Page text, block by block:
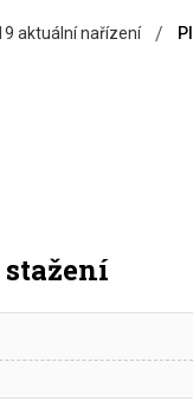
aktuální nařízení /